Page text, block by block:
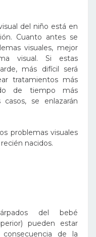
del niño está en
Cuanto antes se
visuales, mejor
visual. Si estas
más difícil será
tratamientos más
de tiempo más
se enlazarán
problemas visuales
nacidos.
del bebé
pueden estar
de la